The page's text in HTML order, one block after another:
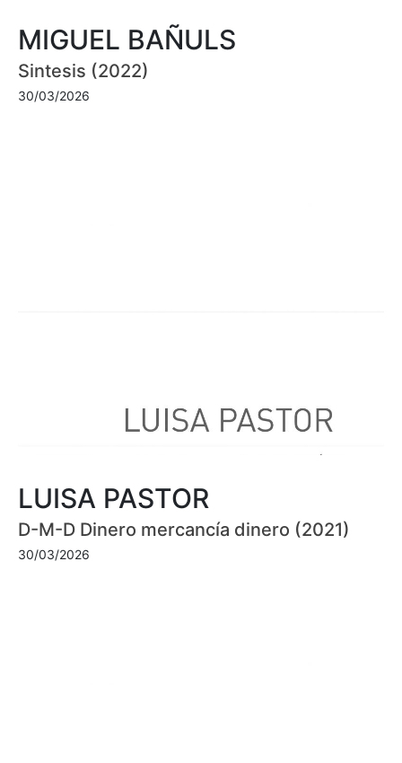
MIGUEL BAÑULS
Sintesis (2022)
30/03/2026
LUISA PASTOR
D-M-D Dinero mercancía dinero (2021)
30/03/2026